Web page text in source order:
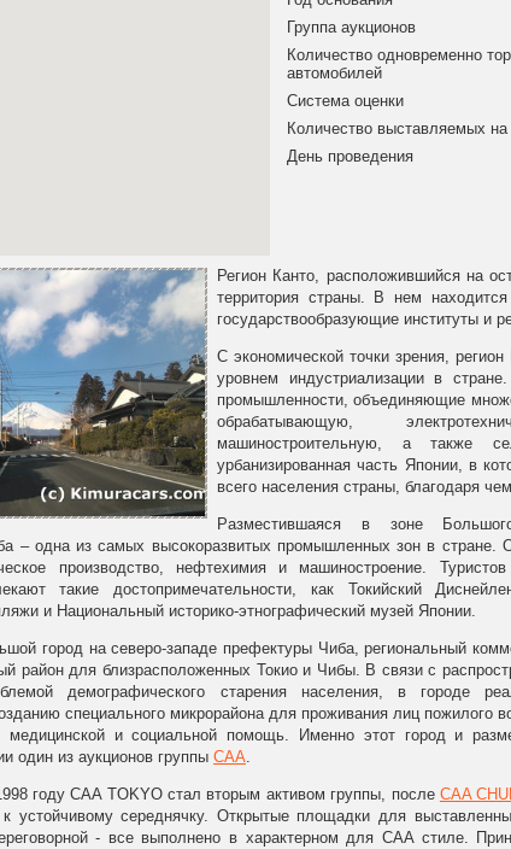
Группа аукционов
Количество одновременно
автомобилей
Система оценки
Количество выставляемых на
День проведения
Регион Канто, расположившийся на
территория страны. В нем
государствообразующие институты и
С экономической точки зрения,
уровнем индустриализации в
промышленности, объединяющие
обрабатывающую,
машиностроительную, а также
урбанизированная часть Японии, в
всего населения страны, благодаря
Разместившаяся в зоне
– одна из самых высокоразвитых промышленных зон в стране.
производство, нефтехимия и машиностроение.
такие достопримечательности, как Токийский
и Национальный историко-этнографический музей Японии.
город на северо-западе префектуры Чиба, региональный
район для близрасположенных Токио и Чибы. В связи с
демографического старения населения, в городе
специального микрорайона для проживания лиц пожилого
медицинской и социальной помощь. Именно этот город и
один из аукционов группы CAA.
году CAA TOKYO стал вторым активом группы, после CAA
устойчивому середнячку. Открытые площадки для
- все выполнено в характерном для CAA стиле.